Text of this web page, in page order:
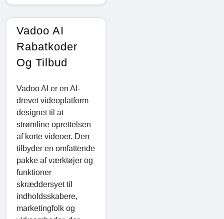
Vadoo AI
Rabatkoder
Og Tilbud
Vadoo AI er en AI-
drevet videoplatform
designet til at
strømline oprettelsen
af ​​korte videoer. Den
tilbyder en omfattende
pakke af værktøjer og
funktioner
skræddersyet til
indholdsskabere,
marketingfolk og